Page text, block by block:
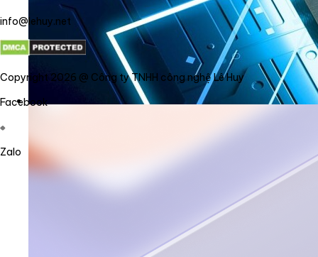
info@lehuy.net
Copyright 2026 @ Công ty TNHH công nghệ Lê Huy
Facebook
Zalo